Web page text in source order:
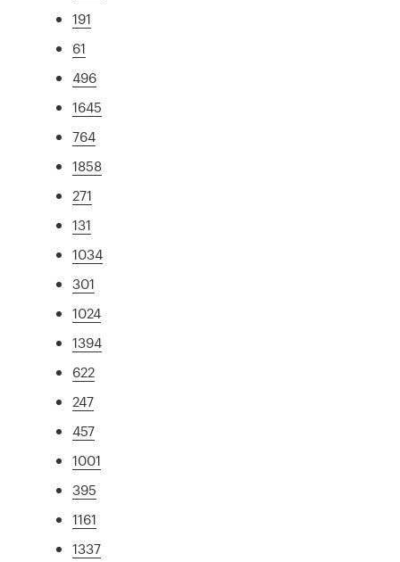
191
61
496
1645
764
1858
271
131
1034
301
1024
1394
622
247
457
1001
395
1161
1337